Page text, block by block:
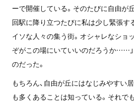
ーで開催している。そのたびに自由が
回駅に降り立つたびに私は少し緊張す
イソな人々の集う街。オシャレなショ
ぞがこの場にいていいのだろうか……
のだった。
もちろん、自由が丘にはなじみやすい
も多くあることは知っている。それで